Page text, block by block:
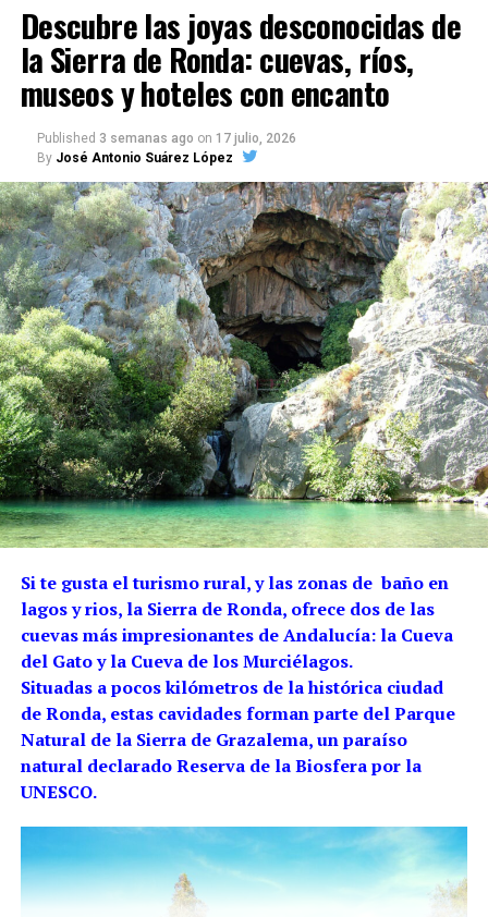
Descubre las joyas desconocidas de
la Sierra de Ronda: cuevas, ríos,
museos y hoteles con encanto
Published 3 semanas ago on 17 julio, 2026
By José Antonio Suárez López
Si te gusta el turismo rural, y las zonas de baño en
lagos y rios, la Sierra de Ronda, ofrece dos de las
cuevas más impresionantes de Andalucía: la Cueva
del Gato y la Cueva de los Murciélagos.
Situadas a pocos kilómetros de la histórica ciudad
de Ronda, estas cavidades forman parte del Parque
Natural de la Sierra de Grazalema, un paraíso
natural declarado Reserva de la Biosfera por la
UNESCO.